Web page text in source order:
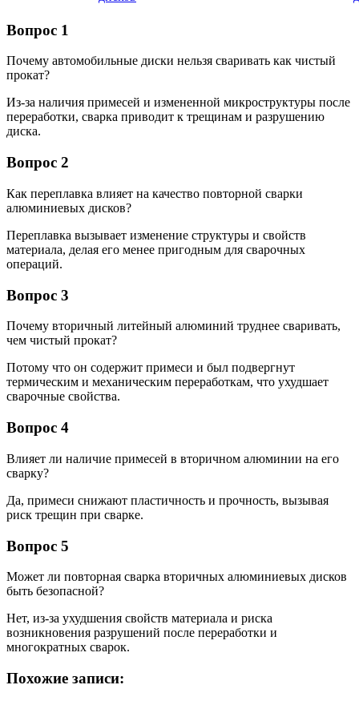
Вопрос 1
Почему автомобильные диски нельзя сваривать как чистый
прокат?
Из-за наличия примесей и измененной микроструктуры после
переработки, сварка приводит к трещинам и разрушению
диска.
Вопрос 2
Как переплавка влияет на качество повторной сварки
алюминиевых дисков?
Переплавка вызывает изменение структуры и свойств
материала, делая его менее пригодным для сварочных
операций.
Вопрос 3
Почему вторичный литейный алюминий труднее сваривать,
чем чистый прокат?
Потому что он содержит примеси и был подвергнут
термическим и механическим переработкам, что ухудшает
сварочные свойства.
Вопрос 4
Влияет ли наличие примесей в вторичном алюминии на его
сварку?
Да, примеси снижают пластичность и прочность, вызывая
риск трещин при сварке.
Вопрос 5
Может ли повторная сварка вторичных алюминиевых дисков
быть безопасной?
Нет, из-за ухудшения свойств материала и риска
возникновения разрушений после переработки и
многократных сварок.
Похожие записи: